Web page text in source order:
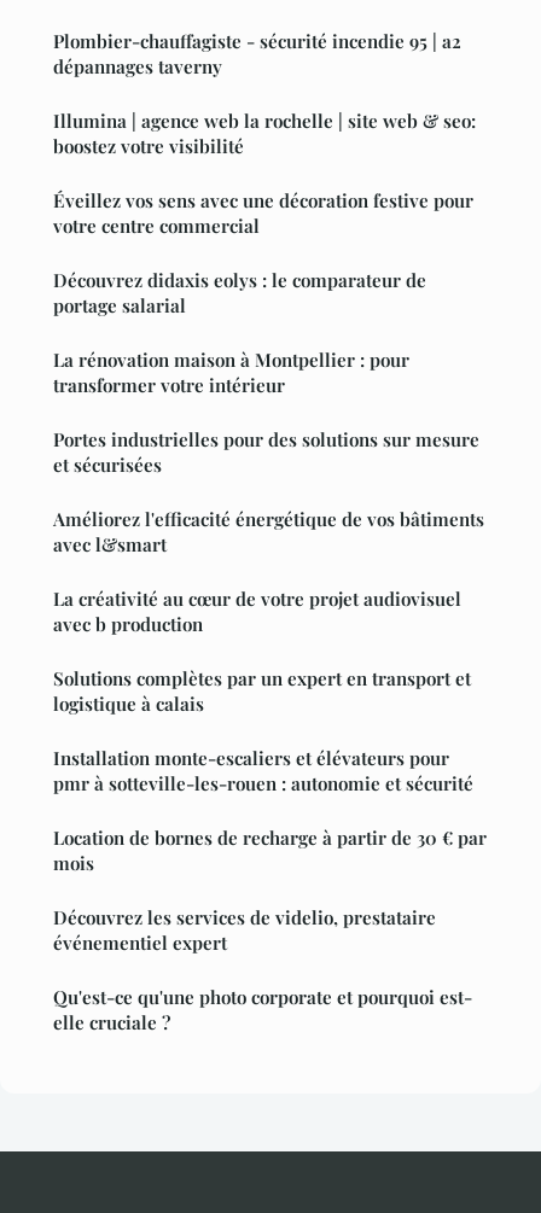
Plombier-chauffagiste - sécurité incendie 95 | a2
dépannages taverny
Illumina | agence web la rochelle | site web & seo:
boostez votre visibilité
Éveillez vos sens avec une décoration festive pour
votre centre commercial
Découvrez didaxis eolys : le comparateur de
portage salarial
La rénovation maison à Montpellier : pour
transformer votre intérieur
Portes industrielles pour des solutions sur mesure
et sécurisées
Améliorez l'efficacité énergétique de vos bâtiments
avec l&smart
La créativité au cœur de votre projet audiovisuel
avec b production
Solutions complètes par un expert en transport et
logistique à calais
Installation monte-escaliers et élévateurs pour
pmr à sotteville-les-rouen : autonomie et sécurité
Location de bornes de recharge à partir de 30 € par
mois
Découvrez les services de videlio, prestataire
événementiel expert
Qu'est-ce qu'une photo corporate et pourquoi est-
elle cruciale ?